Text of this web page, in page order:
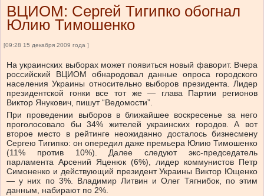
ВЦИОМ: Сергей Тигипко обогнал
Юлию Тимошенко
[09:28 15 декабря 2009 года ]
На украинских выборах может появиться новый фаворит. Вчера
российский ВЦИОМ обнародовал данные опроса городского
населения Украины относительно выборов президента. Лидер
президентской гонки все тот же — глава Партии регионов
Виктор Янукович, пишут “Ведомости”.
При проведении выборов в ближайшее воскресенье за него
проголосовало бы 34% жителей украинских городов. А вот
второе место в рейтинге неожиданно досталось бизнесмену
Сергею Тигипко: он опередил даже премьера Юлию Тимошенко
(11% против 10%). Далее следуют экс-председатель
парламента Арсений Яценюк (6%), лидер коммунистов Петр
Симоненко и действующий президент Украины Виктор Ющенко
— у них по 3%. Владимир Литвин и Олег Тягнибок, по этим
данным, набирают по 2%.